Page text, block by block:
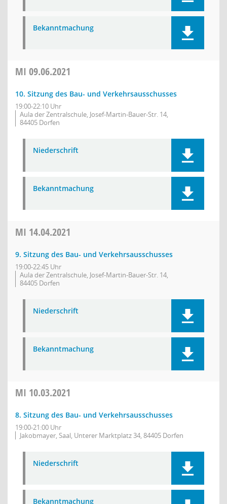
Bekanntmachung
MI 09.06.2021
10. Sitzung des Bau- und Verkehrsausschusses
19:00-22:10 Uhr
Aula der Zentralschule, Josef-Martin-Bauer-Str. 14,
84405 Dorfen
Niederschrift
Bekanntmachung
MI 14.04.2021
9. Sitzung des Bau- und Verkehrsausschusses
19:00-22:45 Uhr
Aula der Zentralschule, Josef-Martin-Bauer-Str. 14,
84405 Dorfen
Niederschrift
Bekanntmachung
MI 10.03.2021
8. Sitzung des Bau- und Verkehrsausschusses
19:00-21:00 Uhr
Jakobmayer, Saal, Unterer Marktplatz 34, 84405 Dorfen
Niederschrift
Bekanntmachung